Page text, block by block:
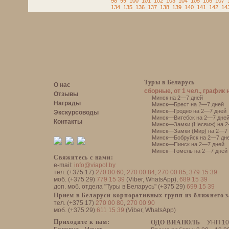
134 135 136 137 138 139 140 141 142
О нас
Отзывы
Награды
Экскурсоводы
Контакты
Свяжитесь с нами:
e-mail: info@viapol.by
тел. (+375 17) 270 00 60, 270 00 84, 270 00 85, 379 15 39
моб. (+375 29) 779 15 39 (Viber, WhatsApp), 689 15 39
доп. моб. отдела "Туры в Беларусь" (+375 29) 699 15 39
Прием в Беларуси корпоративных групп из ближнего
тел. (+375 17) 270 00 80, 270 00 90
моб. (+375 29) 611 15 39 (Viber, WhatsApp)
ОДО ВИАПОЛЬ
УНП
Приходите к нам:
Туры в Беларусь
сборные, от 1 чел., график
Минск на 2—7 дней
Минск—Брест на 2—7 дней
Минск—Гродно на 2—7 дней
Минск—Витебск на 2—7 дней
Минск—Замки (Несвиж) на
Минск—Замки (Мир) на 2—7
Минск—Бобруйск на 2—7
Минск—Пинск на 2—7 дней
Минск—Гомель на 2—7 дней